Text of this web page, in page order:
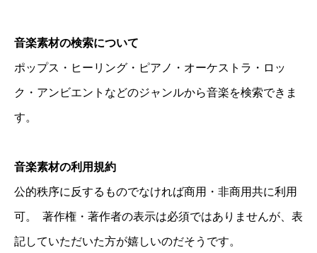
音楽素材の検索について
ポップス・ヒーリング・ピアノ・オーケストラ・ロッ
ク・アンビエントなどのジャンルから音楽を検索できま
す。
音楽素材の利用規約
公的秩序に反するものでなければ商用・非商用共に利用
可。 著作権・著作者の表示は必須ではありませんが、表
記していただいた方が嬉しいのだそうです。